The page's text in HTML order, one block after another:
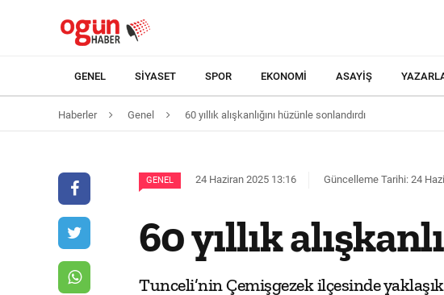
GENEL SIYASET SPOR EKONOMI ASAYIŞ
Haberler Genel 60 yıllık alışkanlığını hüzünle sonlandırdı
GENEL 24 Haziran 2025 13:16 Güncelleme Tarihi: 24
60 yıllık
Tunceli’nin Çemişgezek ilçesinde